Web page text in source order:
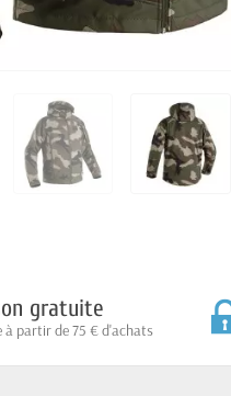
gratuite
à partir de 75 € d'achats